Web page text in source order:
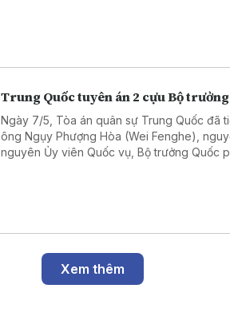
Trung Quốc tuyên án 2 cựu Bộ
Ngày 7/5, Tòa án quân sự Trung Quốc đã
ông Ngụy Phượng Hòa (Wei Fenghe),
nguyên Ủy viên Quốc vụ, Bộ trưởng Quốc
Xem thêm